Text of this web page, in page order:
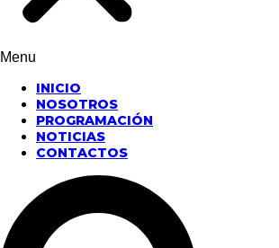
Menu
INICIO
NOSOTROS
PROGRAMACIÓN
NOTICIAS
CONTACTOS